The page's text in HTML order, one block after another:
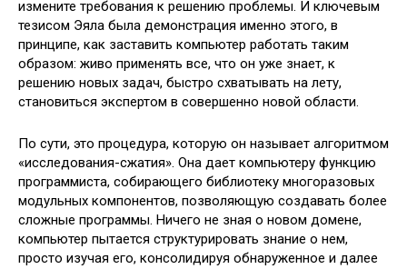
измените требования к решению проблемы. И ключевым
тезисом Эяла была демонстрация именно этого, в
принципе, как заставить компьютер работать таким
образом: живо применять все, что он уже знает, к
решению новых задач, быстро схватывать на лету,
становиться экспертом в совершенно новой области.
По сути, это процедура, которую он называет алгоритмом
«исследования-сжатия». Она дает компьютеру функцию
программиста, собирающего библиотеку многоразовых
модульных компонентов, позволяющую создавать более
сложные программы. Ничего не зная о новом домене,
компьютер пытается структурировать знание о нем,
просто изучая его, консолидируя обнаруженное и далее